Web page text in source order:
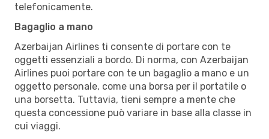
telefonicamente.
Bagaglio a mano
Azerbaijan Airlines ti consente di portare con te
oggetti essenziali a bordo. Di norma, con Azerbaijan
Airlines puoi portare con te un bagaglio a mano e un
oggetto personale, come una borsa per il portatile o
una borsetta. Tuttavia, tieni sempre a mente che
questa concessione può variare in base alla classe in
cui viaggi.